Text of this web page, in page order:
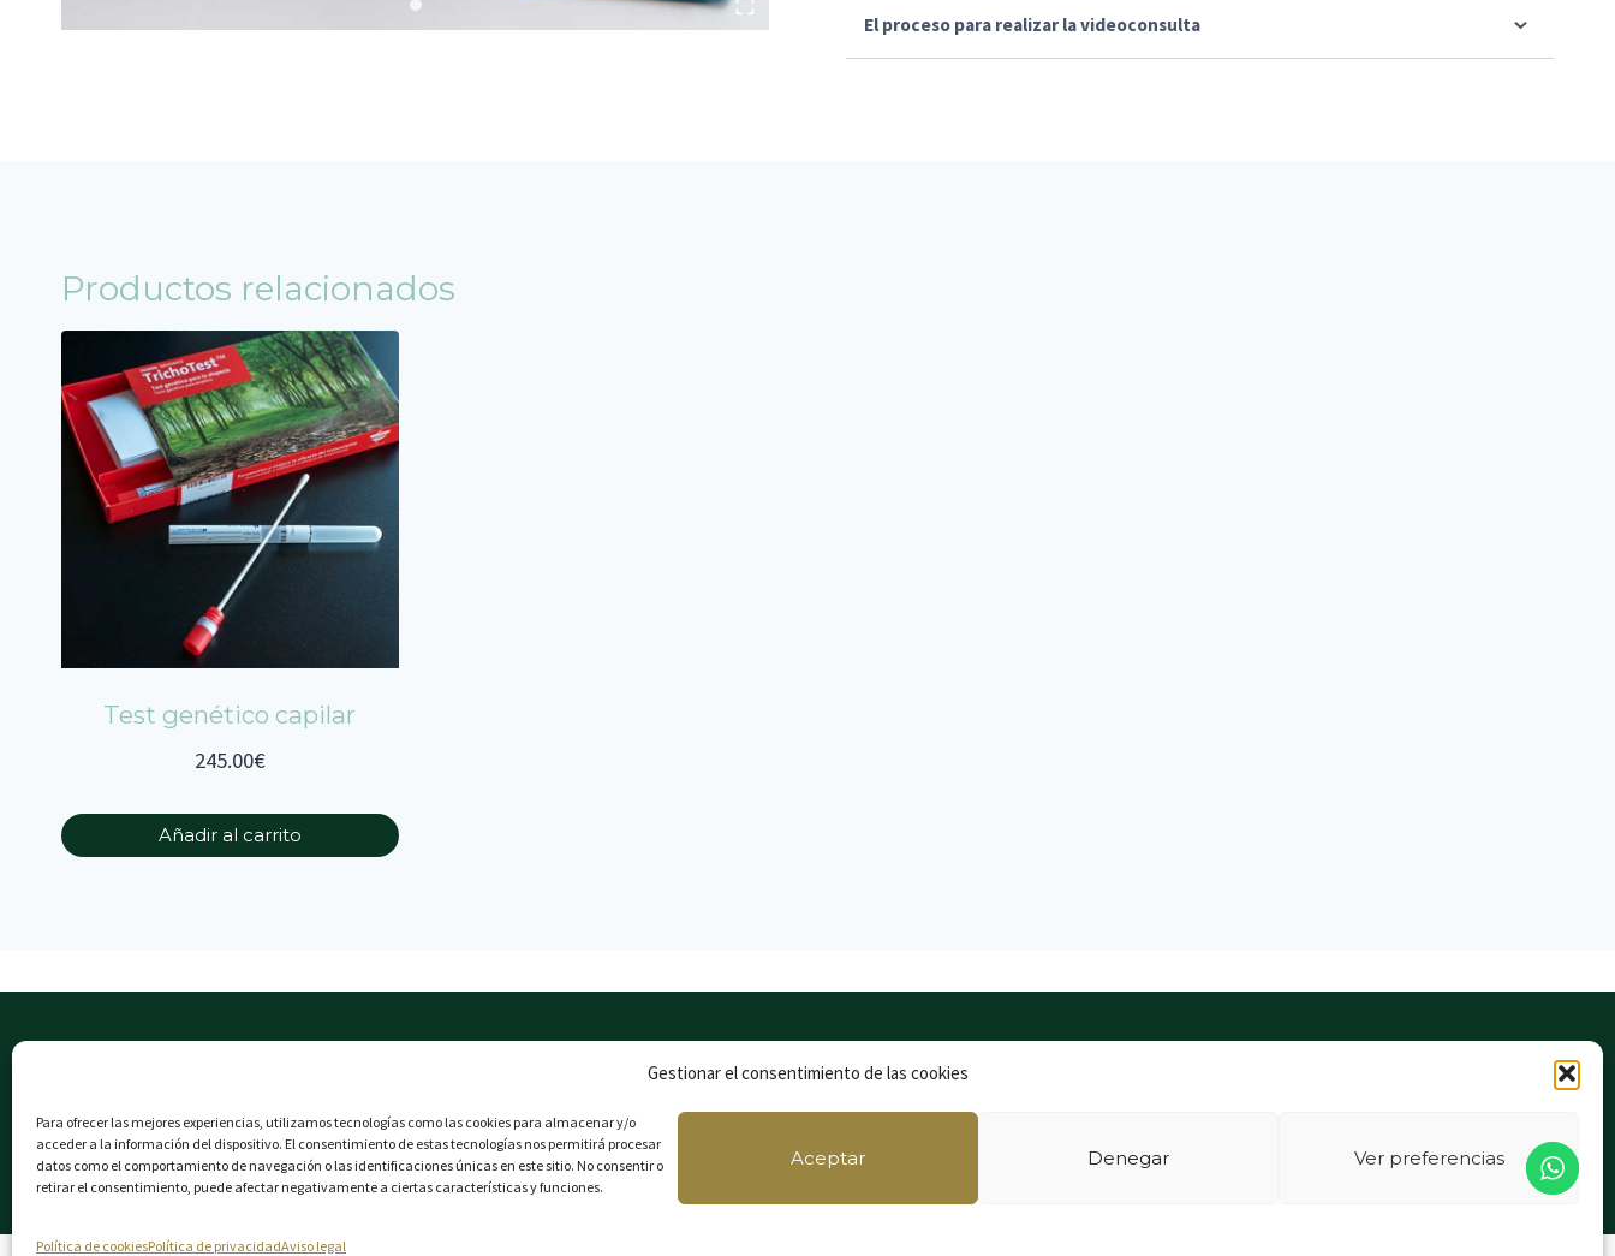
Gestionar el consentimiento de las cookies
Para ofrecer las mejores experiencias, utilizamos tecnologías como las cookies para almacenar y/o
acceder a la información del dispositivo. El consentimiento de estas tecnologías nos permitirá procesar
datos como el comportamiento de navegación o las identificaciones únicas en este sitio. No consentir o
retirar el consentimiento, puede afectar negativamente a ciertas características y funciones.
Aceptar Denegar Ver preferencias
Política de cookiesPolítica de privacidadAviso legal
El proceso para realizar la videoconsulta
Productos relacionados
Test genético capilar
245.00€
Añadir al carrito
Consulta Online
Blog
Aviso legal
Política de devoluciones